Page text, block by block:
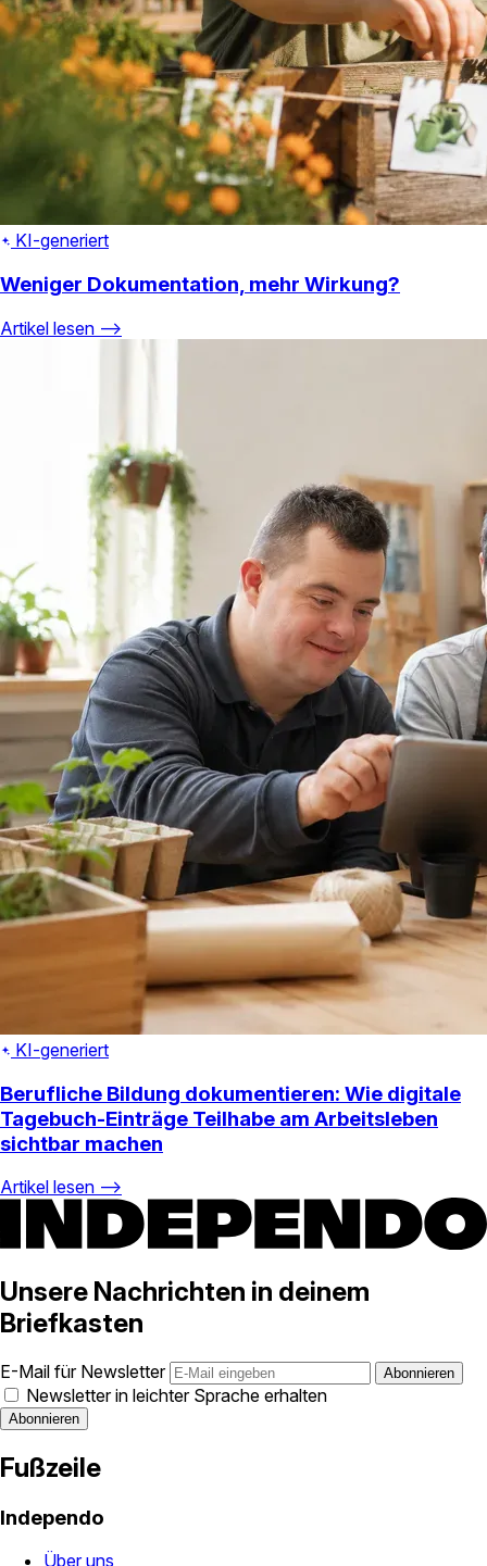
KI-generiert
Weniger Dokumentation, mehr Wirkung?
Artikel lesen ⟶
KI-generiert
Berufliche Bildung dokumentieren: Wie digitale
Tagebuch-Einträge Teilhabe am Arbeitsleben
sichtbar machen
Artikel lesen ⟶
Unsere Nachrichten in deinem
Briefkasten
E-Mail für Newsletter
Newsletter in leichter Sprache erhalten
Fußzeile
Independo
Über uns